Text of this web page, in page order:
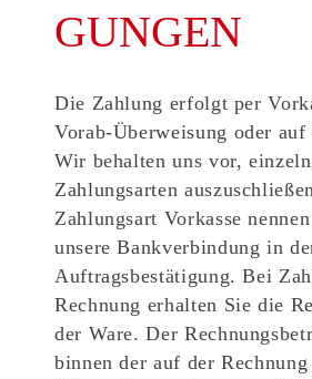
GUNGEN
Die Zahlung erfolgt per
Vorab-Überweisung oder auf
Wir behalten uns vor,
Zahlungsarten
Zahlungsart Vorkasse
unsere Bankverbindung in
Auftragsbestätigung. Bei
Rechnung erhalten Sie die
der Ware. Der
binnen der auf der Rechnung